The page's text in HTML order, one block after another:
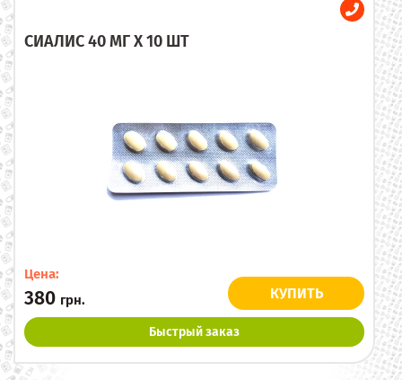
СИАЛИС 40 МГ X 10 ШТ
Цена:
380 грн. КУПИТЬ
Быстрый заказ